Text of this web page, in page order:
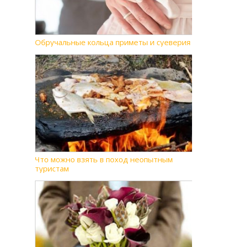
Обручальные кольца приметы и суеверия
Что можно взять в поход неопытным
туристам